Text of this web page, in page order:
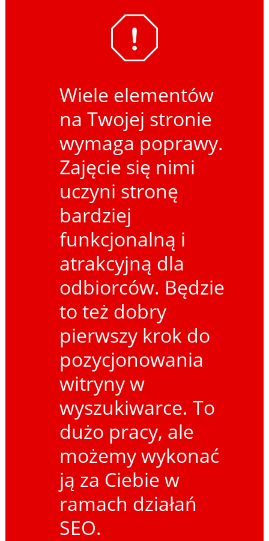
Wiele elementów
na Twojej stronie
wymaga poprawy.
Zajęcie się nimi
uczyni stronę
bardziej
funkcjonalną i
atrakcyjną dla
odbiorców. Będzie
to też dobry
pierwszy krok do
pozycjonowania
witryny w
wyszukiwarce. To
dużo pracy, ale
możemy wykonać
ją za Ciebie w
ramach działań
SEO.